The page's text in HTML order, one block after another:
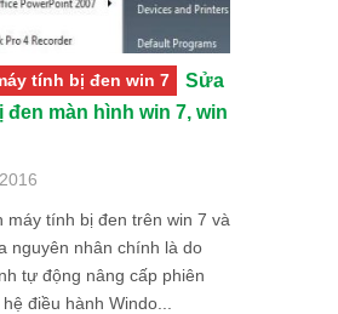
tính bị đen win 7
Sửa
đen màn hình win 7, win
máy tính bị đen trên win 7 và
nguyên nhân chính là do
tự động nâng cấp phiên
điều hành Windo...